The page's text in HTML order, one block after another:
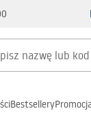
Bestsellery